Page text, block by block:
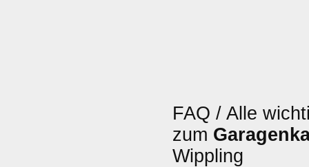
FAQ / Alle
zum
Wippling